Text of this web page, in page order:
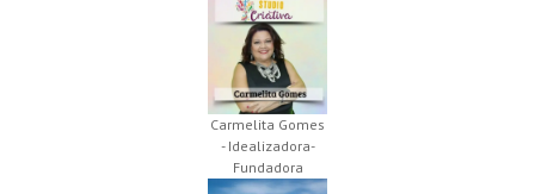
Carmelita Gomes
- Idealizadora-
Fundadora